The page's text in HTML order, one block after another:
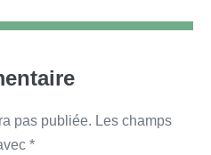
pas publiée. Les champs
*